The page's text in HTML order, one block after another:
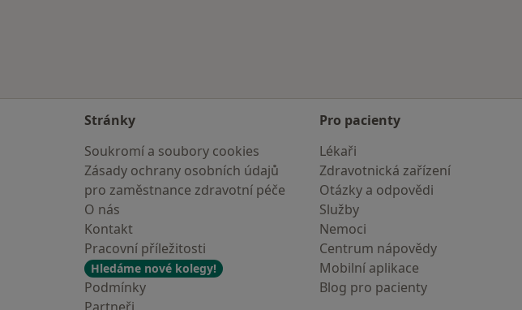
Stránky
Soukromí a soubory cookies
Zásady ochrany osobních údajů
pro zaměstnance zdravotní péče
O nás
Kontakt
Pracovní příležitosti
Hledáme nové kolegy!
Podmínky
Pro pacienty
Lékaři
Zdravotnická zařízení
Otázky a odpovědi
Služby
Nemoci
Centrum nápovědy
Mobilní aplikace
Blog pro pacienty